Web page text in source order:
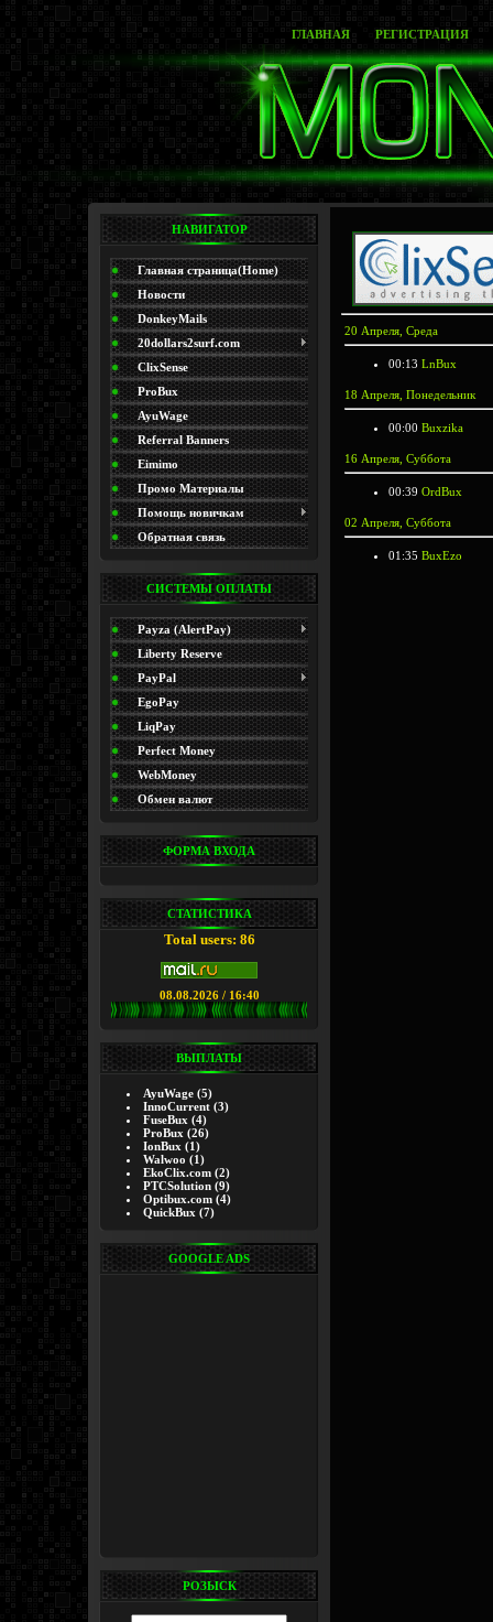
ГЛАВНАЯ РЕГИСТРАЦИЯ
НАВИГАТОР
Главная страница(Home)
Новости
DonkeyMails
20dollars2surf.com
ClixSense
ProBux
AyuWage
Referral Banners
Eimimo
Промо Материалы
(Promo)Помощь новичкам
Обратная связь
СИСТЕМЫ ОПЛАТЫ
Payza (AlertPay)
Liberty Reserve
PayPal
EgoPay
LiqPay
Perfect Money
WebMoney
Обмен валют
ФОРМА ВХОДА
СТАТИСТИКА
Total users: 86
08.08.2026 / 16:40
ВЫПЛАТЫ
AyuWage (5)
InnoCurrent (3)
FuseBux (4)
ProBux (26)
IonBux (1)
Walwoo (1)
EkoClix.com (2)
PTCSolution (9)
Optibux.com (4)
QuickBux (7)
GOOGLE ADS
РОЗЫСК
20 Апреля, Среда
00:13 LnBux
18 Апреля, Понедельник
00:00 Buxzika
16 Апреля, Суббота
00:39 OrdBux
02 Апреля, Суббота
01:35 BuxEzo